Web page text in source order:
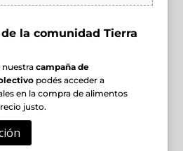
la comunidad Tierra
nuestra campaña de
podés acceder a
en la compra de alimentos
justo.